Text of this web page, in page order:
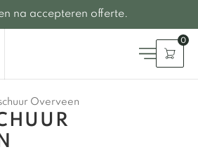
na accepteren offerte.
0
Overveen